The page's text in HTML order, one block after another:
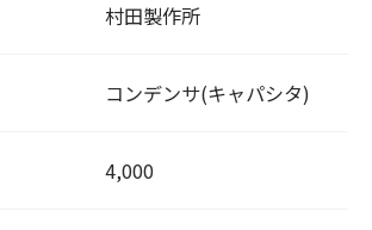
村田製作所
コンデンサ(キャパシタ)
4,000